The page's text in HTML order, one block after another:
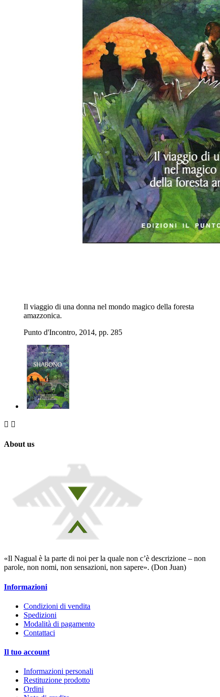
Il viaggio di una donna nel mondo magico della foresta
amazzonica.
Punto d'Incontro, 2014, pp. 285
 
About us
«Il Nagual è la parte di noi per la quale non c’è descrizione – non
parole, non nomi, non sensazioni, non sapere». (Don Juan)
Informazioni
Condizioni di vendita
Spedizioni
Modalità di pagamento
Contattaci
Il tuo account
Informazioni personali
Restituzione prodotto
Ordini